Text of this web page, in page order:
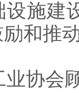
设施建
和推
协会